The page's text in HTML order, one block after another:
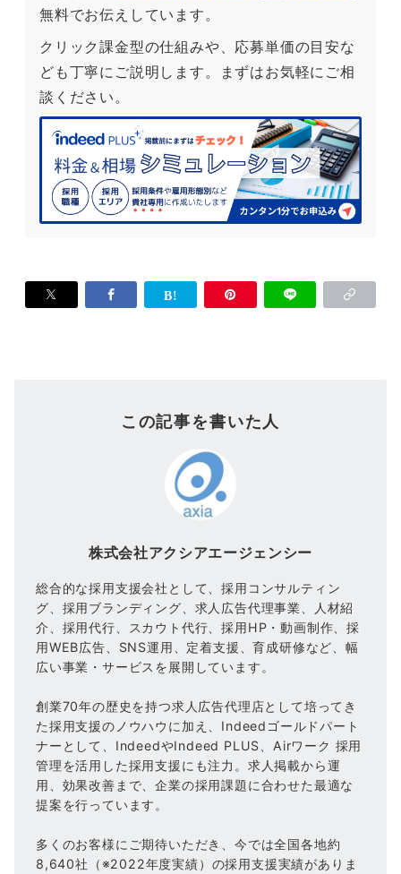
無料でお伝えしています。
クリック課金型の仕組みや、応募単価の目安な
ども丁寧にご説明します。まずはお気軽にご相
談ください。
この記事を書いた人
株式会社アクシアエージェンシー
総合的な採用支援会社として、採用コンサルティン
グ、採用ブランディング、求人広告代理事業、人材紹
介、採用代行、スカウト代行、採用HP・動画制作、採
用WEB広告、SNS運用、定着支援、育成研修など、幅
広い事業・サービスを展開しています。
創業70年の歴史を持つ求人広告代理店として培ってき
た採用支援のノウハウに加え、Indeedゴールドパート
ナーとして、IndeedやIndeed PLUS、Airワーク 採用
管理を活用した採用支援にも注力。求人掲載から運
用、効果改善まで、企業の採用課題に合わせた最適な
提案を行っています。
多くのお客様にご期待いただき、今では全国各地約
8,640社（※2022年度実績）の採用支援実績がありま